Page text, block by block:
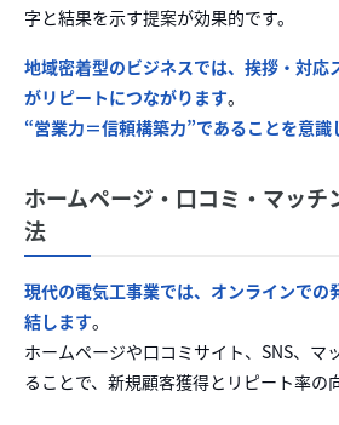
字と結果を示す提案が効果的です。
地域密着型のビジネスでは、挨拶・対応
がリピートにつながります。
“営業力＝信頼構築力”であることを意識
ホームページ・口コミ・マッチ
法
現代の電気工事業では、オンラインでの
結します。
ホームページや口コミサイト、SNS、マ
ることで、新規顧客獲得とリピート率の